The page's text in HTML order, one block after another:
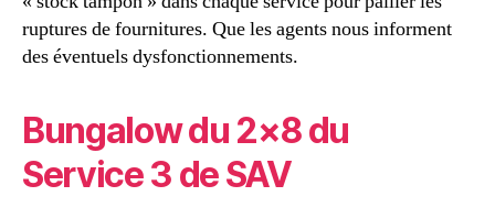
ruptures de fournitures. Que les agents nous informent
des éventuels dysfonctionnements.
Bungalow du 2×8 du
Service 3 de SAV